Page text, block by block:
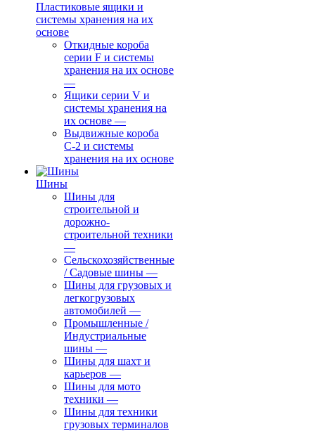
Пластиковые ящики и
системы хранения на их
основе
Откидные короба
серии F и системы
хранения на их основе
—
Ящики серии V и
системы хранения на
их основе —
Выдвижные короба
С-2 и системы
хранения на их основе
Шины
Шины для
строительной и
дорожно-
строительной техники
—
Сельскохозяйственные
/ Садовые шины —
Шины для грузовых и
легкогрузовых
автомобилей —
Промышленные /
Индустриальные
шины —
Шины для шахт и
карьеров —
Шины для мото
техники —
Шины для техники
грузовых терминалов